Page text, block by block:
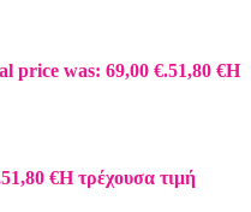
price was: 69,00 €.51,80 €Η
51,80 €Η τρέχουσα τιμή